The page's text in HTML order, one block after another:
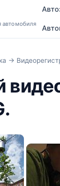
автомобиля
→